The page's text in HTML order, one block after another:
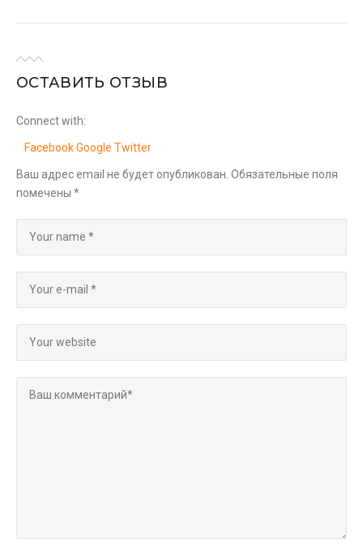
ЗАПИСЯМ
ОСТАВИТЬ ОТЗЫВ
Connect with:
FacebookGoogle Twitter
Ваш адрес email не будет опубликован. Обязательные поля
помечены *